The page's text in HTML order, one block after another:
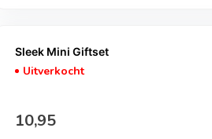
Sleek Mini Giftset
Uitverkocht
Normale prijs
10,95